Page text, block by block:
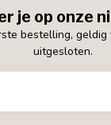
je op onze
bestelling,
uitgesloten.